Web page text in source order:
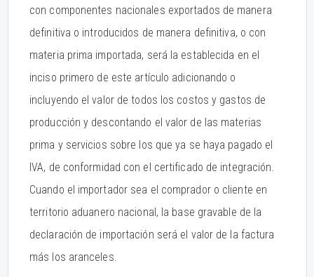
con componentes nacionales exportados de manera
definitiva o introducidos de manera definitiva, o con
materia prima importada, será la establecida en el
inciso primero de este artículo adicionando o
incluyendo el valor de todos los costos y gastos de
producción y descontando el valor de las materias
prima y servicios sobre los que ya se haya pagado el
IVA, de conformidad con el certificado de integración.
Cuando el importador sea el comprador o cliente en
territorio aduanero nacional, la base gravable de la
declaración de importación será el valor de la factura
más los aranceles.